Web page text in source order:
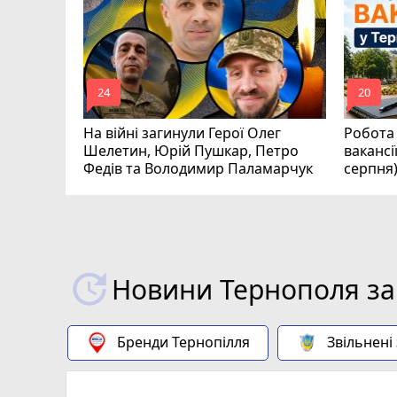
На війні загинули Герої Олег
Шелетин, Юрій Пушкар, Петро
Федів та Володимир Паламарчук
mode_comment
24
Робота
серпня)
mode_comment
20
Новини Тернополя за
Бренди Тернопілля